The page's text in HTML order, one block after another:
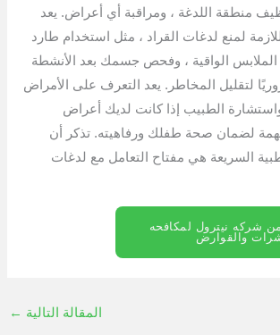
منطقة اللدغة ، ومراقبة أي أعراض. يعد
لمنع لدغات القراد ، مثل استخدام طارد
الملابس الواقية ، وفحص جسمك بعد الأنشطة
لتقليل المخاطر. يعد التعرف على الأمراض
واستشارة الطبيب إذا كانت لديك أعراض
لضمان صحة طفلك ورفاهيته. تذكر أن
السريعة هي مفتاح التعامل مع لدغات
شركه نيترول لمكافحه
والقوارض
المقالة التالية ←